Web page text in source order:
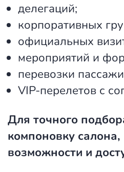
делегаций;
корпоративных
официальных
мероприятий и
перевозки
VIP-перелетов с
Для точного
компоновку
возможности и